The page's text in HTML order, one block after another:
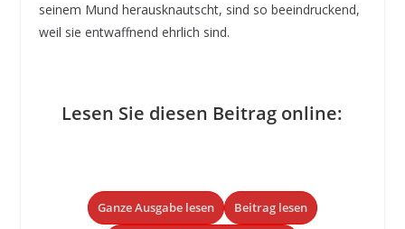
seinem Mund herausknautscht, sind so beeindruckend,
weil sie entwaffnend ehrlich sind.
Lesen Sie diesen Beitrag online:
Ganze Ausgabe lesen Beitrag lesen